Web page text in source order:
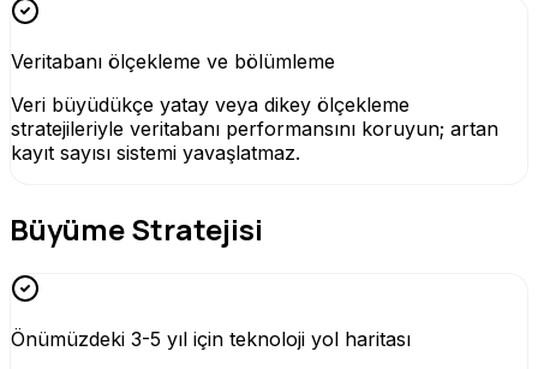
Veritabanı ölçekleme ve bölümleme
Veri büyüdükçe yatay veya dikey ölçekleme
stratejileriyle veritabanı performansını koruyun; artan
kayıt sayısı sistemi yavaşlatmaz.
Büyüme Stratejisi
Önümüzdeki 3-5 yıl için teknoloji yol haritası